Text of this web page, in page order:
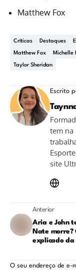
Matthew Fox
Críticas Destaques
Matthew Fox Michelle
Taylor Sheridan
Escrito
tem na
site
Anterior
Aria e John
Nate morre?
explicado da
O seu endereço de e-